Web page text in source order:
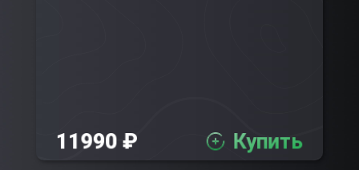
11990 ₽ Купить